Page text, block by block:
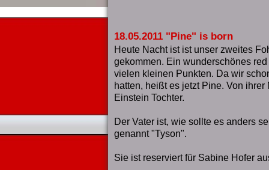
18.05.2011 "Pine" is born
Heute Nacht ist ist unser zweites
gekommen. Ein wunderschönes
vielen kleinen Punkten. Da wir
hatten, heißt es jetzt Pine. Von ihrer
Einstein Tochter.
Der Vater ist, wie sollte es anders
genannt "Tyson".
Sie ist reserviert für Sabine Hofer